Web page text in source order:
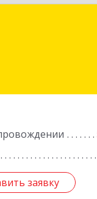
заявку
ул, дом №
заявку